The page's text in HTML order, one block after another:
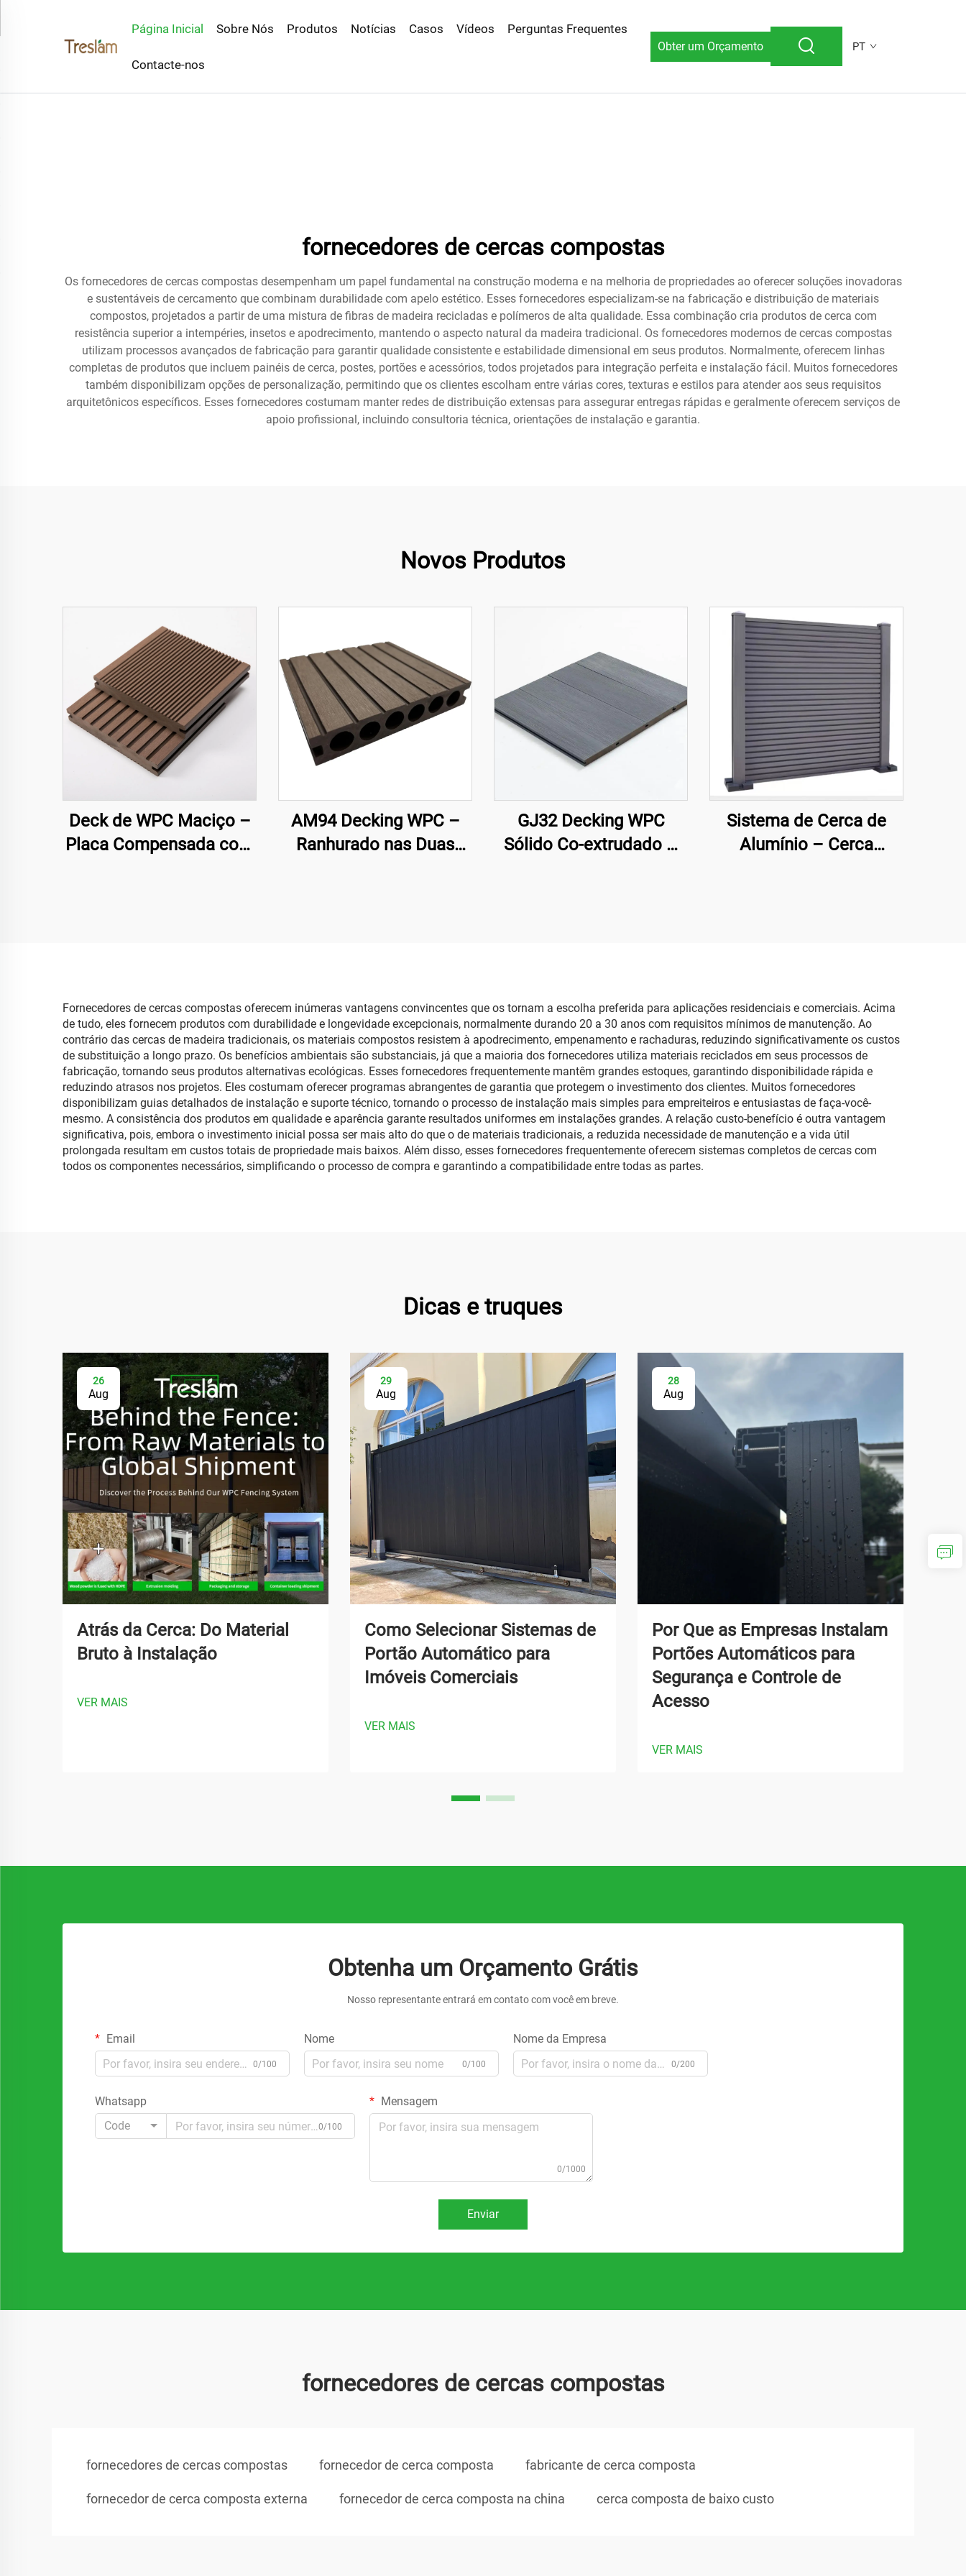
Página Inicial Sobre Nós Produtos Notícias Casos Vídeos Perguntas Frequentes
Contacte-nos
Obter um Orçamento PT
fornecedores de cercas compostas
Os fornecedores de cercas compostas desempenham um papel fundamental na construção moderna e na melhoria de propriedades ao oferecer soluções inovadoras
e sustentáveis de cercamento que combinam durabilidade com apelo estético. Esses fornecedores especializam-se na fabricação e distribuição de materiais
compostos, projetados a partir de uma mistura de fibras de madeira recicladas e polímeros de alta qualidade. Essa combinação cria produtos de cerca com
resistência superior a intempéries, insetos e apodrecimento, mantendo o aspecto natural da madeira tradicional. Os fornecedores modernos de cercas compostas
utilizam processos avançados de fabricação para garantir qualidade consistente e estabilidade dimensional em seus produtos. Normalmente, oferecem linhas
completas de produtos que incluem painéis de cerca, postes, portões e acessórios, todos projetados para integração perfeita e instalação fácil. Muitos fornecedores
também disponibilizam opções de personalização, permitindo que os clientes escolham entre várias cores, texturas e estilos para atender aos seus requisitos
arquitetônicos específicos. Esses fornecedores costumam manter redes de distribuição extensas para assegurar entregas rápidas e geralmente oferecem serviços de
apoio profissional, incluindo consultoria técnica, orientações de instalação e garantia.
Novos Produtos
Deck de WPC Maciço –
Placa Compensada com
AM94 Decking WPC –
Ranhurado nas Duas
GJ32 Decking WPC
Sólido Co-extrudado –
Sistema de Cerca de
Alumínio – Cerca
Fornecedores de cercas compostas oferecem inúmeras vantagens convincentes que os tornam a escolha preferida para aplicações residenciais e comerciais. Acima
de tudo, eles fornecem produtos com durabilidade e longevidade excepcionais, normalmente durando 20 a 30 anos com requisitos mínimos de manutenção. Ao
contrário das cercas de madeira tradicionais, os materiais compostos resistem à apodrecimento, empenamento e rachaduras, reduzindo significativamente os custos
de substituição a longo prazo. Os benefícios ambientais são substanciais, já que a maioria dos fornecedores utiliza materiais reciclados em seus processos de
fabricação, tornando seus produtos alternativas ecológicas. Esses fornecedores frequentemente mantêm grandes estoques, garantindo disponibilidade rápida e
reduzindo atrasos nos projetos. Eles costumam oferecer programas abrangentes de garantia que protegem o investimento dos clientes. Muitos fornecedores
disponibilizam guias detalhados de instalação e suporte técnico, tornando o processo de instalação mais simples para empreiteiros e entusiastas de faça-você-
mesmo. A consistência dos produtos em qualidade e aparência garante resultados uniformes em instalações grandes. A relação custo-benefício é outra vantagem
significativa, pois, embora o investimento inicial possa ser mais alto do que o de materiais tradicionais, a reduzida necessidade de manutenção e a vida útil
prolongada resultam em custos totais de propriedade mais baixos. Além disso, esses fornecedores frequentemente oferecem sistemas completos de cercas com
todos os componentes necessários, simplificando o processo de compra e garantindo a compatibilidade entre todas as partes.
Dicas e truques
26
Aug
Atrás da Cerca: Do Material
Bruto à Instalação
VER MAIS
29
Aug
Como Selecionar Sistemas de
Portão Automático para
Imóveis Comerciais
VER MAIS
28
Aug
Por Que as Empresas Instalam
Portões Automáticos para
Segurança e Controle de
Acesso
VER MAIS
Obtenha um Orçamento Grátis
Nosso representante entrará em contato com você em breve.
Email
0/100
Nome
0/100
Nome da Empresa
0/200
Whatsapp
Code
0/100
Mensagem
0/1000
Enviar
fornecedores de cercas compostas
fornecedores de cercas compostas fornecedor de cerca composta fabricante de cerca composta
fornecedor de cerca composta externa fornecedor de cerca composta na china cerca composta de baixo custo